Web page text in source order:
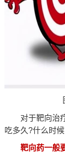
图
对于靶向治疗
吃多久?什么时
靶向药一般